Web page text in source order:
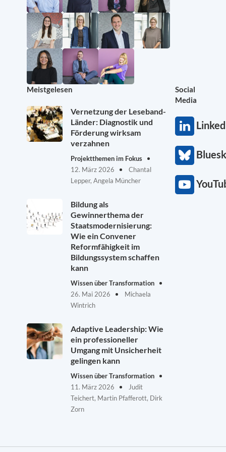
Meistgelesen
Vernetzung der Leseband-
Länder: Diagnostik und
Förderung wirksam
verzahnen
Projektthemen im Fokus
12. März 2026
Chantal
Lepper, Angela Müncher
Bildung als
Gewinnerthema der
Staatsmodernisierung:
Wie ein Convener
Reformfähigkeit im
Bildungssystem schaffen
kann
Wissen über Transformation
26. Mai 2026
Michaela
Wintrich
Adaptive Leadership: Wie
ein professioneller
Umgang mit Unsicherheit
gelingen kann
Wissen über Transformation
11. März 2026
Judit
Teichert, Martin Pfafferott, Dirk
Zorn
Social
Media